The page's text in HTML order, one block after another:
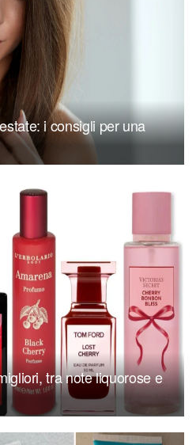
i consigli per una
tra note liquorose e